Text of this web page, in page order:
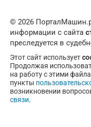
© 2026
информации с сайта
преследуется в
Этот сайт использует
Продолжая
на работу с этими
пункты
возникновении
связи.